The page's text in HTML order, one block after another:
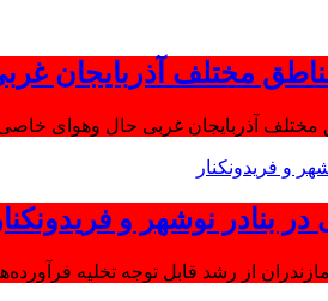
مختلف آذربایجان
مختلف آذربایجان غربی حال وهوای
بنادر نوشهر و
از رشد قابل توجه تخلیه